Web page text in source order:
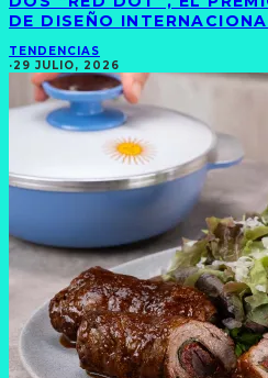
DE DISEÑO
TENDENCIAS
·29 JULIO, 2026